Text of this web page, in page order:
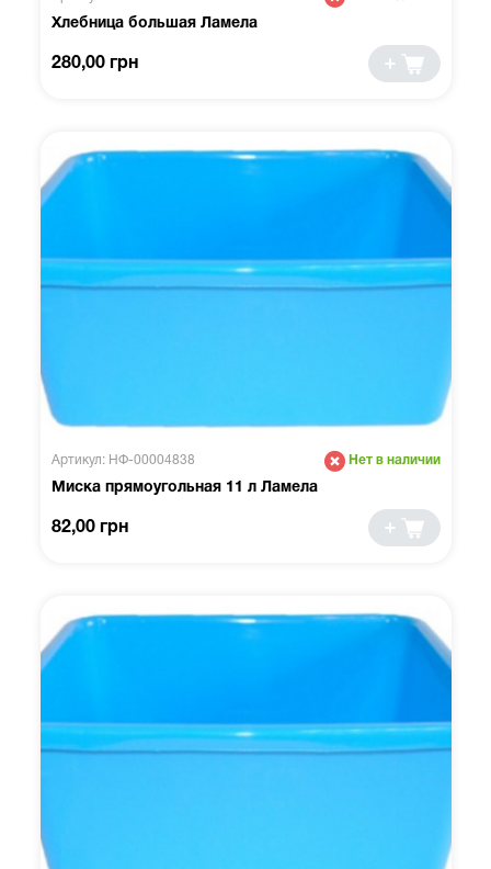
Хлебница большая Ламела
280,00 грн
Артикул: НФ-00004838 Нет в наличии
Миска прямоугольная 11 л Ламела
82,00 грн